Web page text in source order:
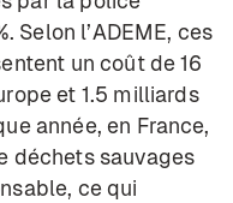
Selon l’ADEME, ces
un coût de 16
et 1.5 milliards
année, en France,
déchets sauvages
ce qui